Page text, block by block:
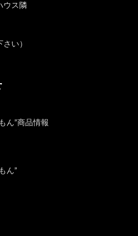
ウス隣
い）
ん”商品情報
ん”